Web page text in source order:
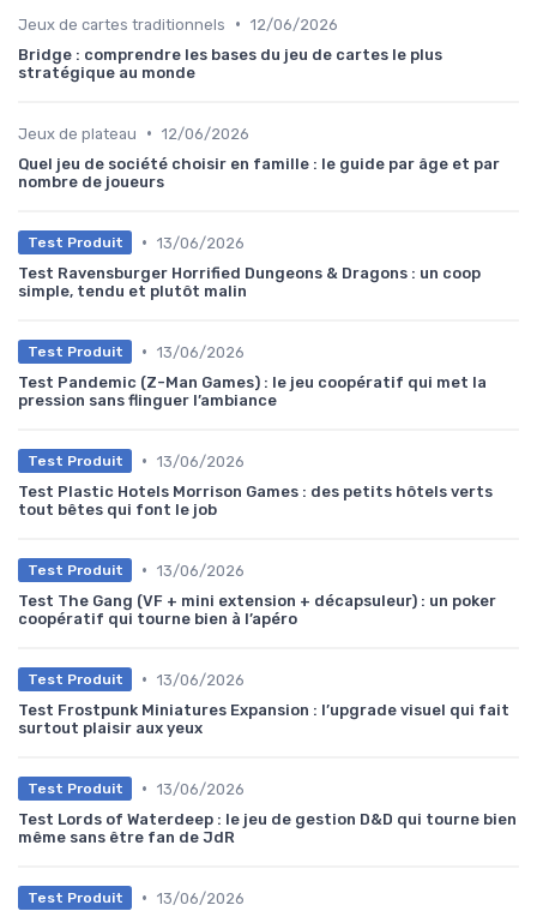
Jeux de cartes traditionnels • 12/06/2026
Bridge : comprendre les bases du jeu de cartes le plus
stratégique au monde
Jeux de plateau • 12/06/2026
Quel jeu de société choisir en famille : le guide par âge et par
nombre de joueurs
Test Produit • 13/06/2026
Test Ravensburger Horrified Dungeons & Dragons : un coop
simple, tendu et plutôt malin
Test Produit • 13/06/2026
Test Pandemic (Z-Man Games) : le jeu coopératif qui met la
pression sans flinguer l’ambiance
Test Produit • 13/06/2026
Test Plastic Hotels Morrison Games : des petits hôtels verts
tout bêtes qui font le job
Test Produit • 13/06/2026
Test The Gang (VF + mini extension + décapsuleur) : un poker
coopératif qui tourne bien à l’apéro
Test Produit • 13/06/2026
Test Frostpunk Miniatures Expansion : l’upgrade visuel qui fait
surtout plaisir aux yeux
Test Produit • 13/06/2026
Test Lords of Waterdeep : le jeu de gestion D&D qui tourne bien
même sans être fan de JdR
Test Produit • 13/06/2026